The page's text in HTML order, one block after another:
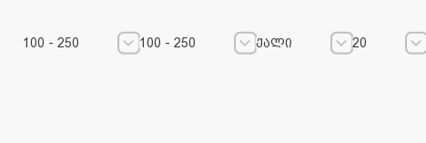
100 - 250
100 - 250 ქალი
20